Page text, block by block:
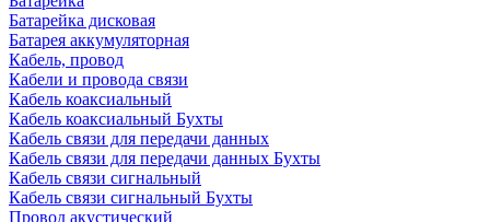
Батарейка дисковая
Батарея аккумуляторная
Кабель, провод
Кабели и провода связи
Кабель коаксиальный
Кабель коаксиальный Бухты
Кабель связи для передачи данных
Кабель связи для передачи данных Бухты
Кабель связи сигнальный
Кабель связи сигнальный Бухты
Провод акустический